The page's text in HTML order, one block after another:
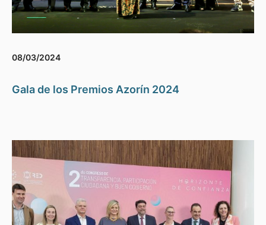
08/03/2024
Gala de los Premios Azorín 2024